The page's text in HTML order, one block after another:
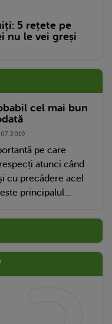
5 rețete pe
nu le vei greși
cel mai bun
pe care
atunci când
cu precădere acel
principalul...